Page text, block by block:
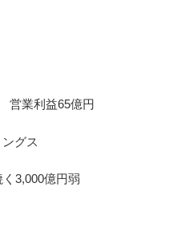
営業利益65億円
グス
3,000億円弱